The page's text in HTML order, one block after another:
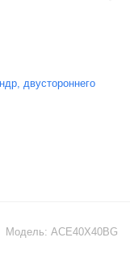
Модель: ACE40X40BG